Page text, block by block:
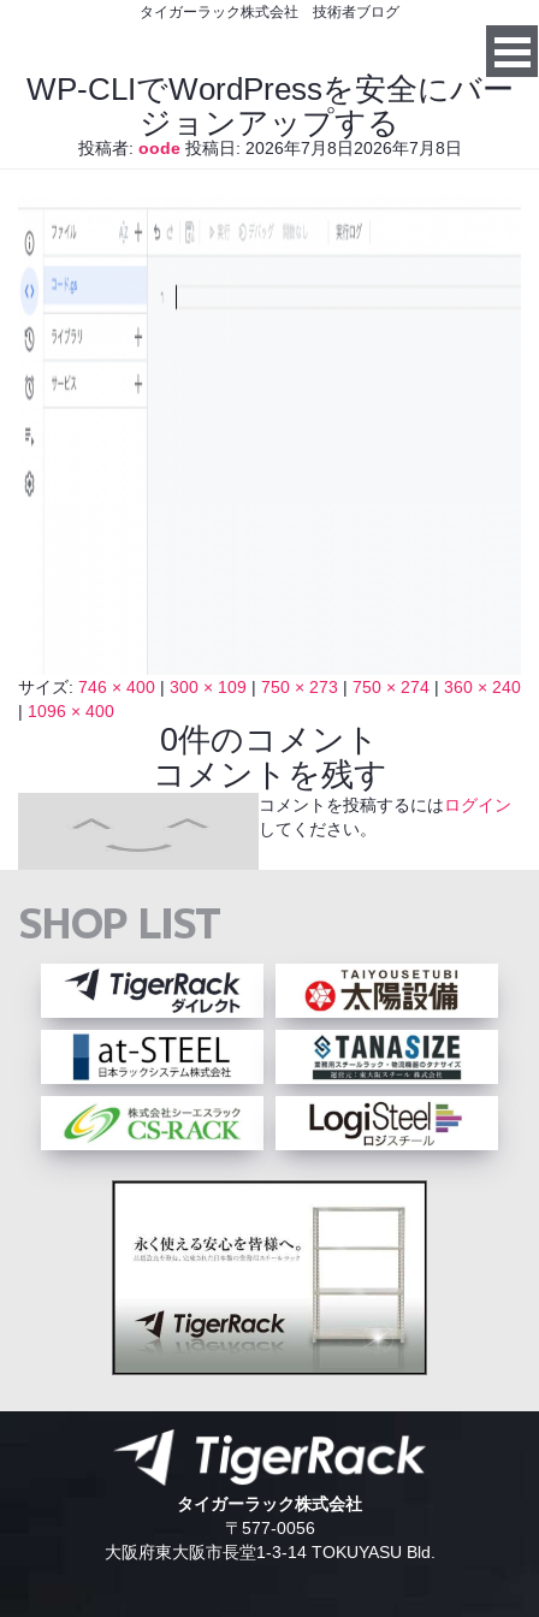
タイガーラック株式会社 技術者ブログ
WP-CLIでWordPressを安全にバー
ジョンアップする
投稿者: oode投稿日: 2026年7月8日2026年7月8日
サイズ: 746 × 400 | 300 × 109 | 750 × 273 | 750 × 274 | 360 × 240
| 1096 × 400
0件のコメント
コメントを残す
コメントを投稿するにはログイン
してください。
SHOP LIST
タイガーラック株式会社
〒577-0056
大阪府東大阪市長堂1-3-14 TOKUYASU Bld.